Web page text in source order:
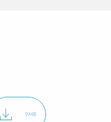
9MB